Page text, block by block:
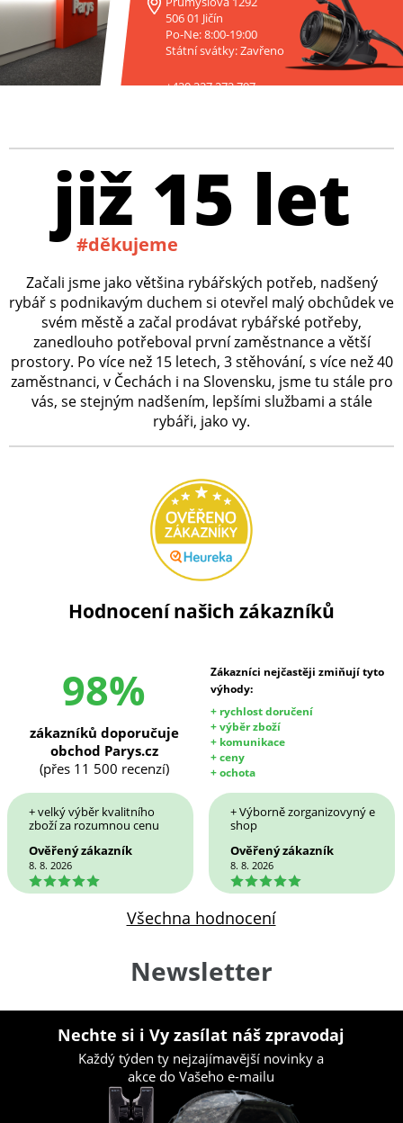
506 01 Jičín
Po-Ne: 8:00-19:00
Státní svátky: Zavřeno
+420 227 272 797
již 15 let
#děkujeme
Začali jsme jako většina rybářských potřeb, nadšený
rybář s podnikavým duchem si otevřel malý obchůdek ve
svém městě a začal prodávat rybářské potřeby,
zanedlouho potřeboval první zaměstnance a větší
prostory. Po více než 15 letech, 3 stěhování, s více než 40
zaměstnanci, v Čechách i na Slovensku, jsme tu stále pro
vás, se stejným nadšením, lepšími službami a stále
rybáři, jako vy.
Hodnocení našich zákazníků
98%
Zákazníci nejčastěji zmiňují tyto
výhody:
+ rychlost doručení
+ výběr zboží
+ komunikace
+ ceny
+ ochota
zákazníků doporučuje
obchod Parys.cz
(přes 11 500 recenzí)
+ velký výběr kvalitního
zboží za rozumnou cenu
Ověřený zákazník
8. 8. 2026
5
+ Výborně zorganizovyný e
shop
Ověřený zákazník
8. 8. 2026
5
Všechna hodnocení
Newsletter
Nechte si i Vy zasílat náš zpravodaj
Každý týden ty nejzajímavější novinky a
akce do Vašeho e-mailu